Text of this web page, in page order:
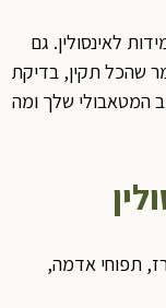
לאינסולין. גם
תקין, בדיקת
שלך ומה
תפוחי אדמה,